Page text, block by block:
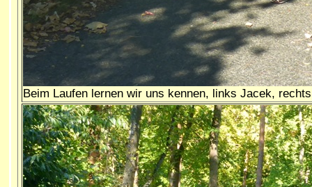
Beim Laufen lernen wir uns kennen, links Jacek,